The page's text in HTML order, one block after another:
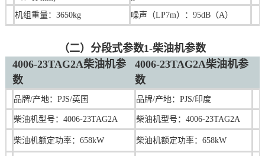
机组重量：3650kg
噪声（LP7m）：95dB（A）
（二）分段式参数1-柴油机参数
4006-23TAG2A柴油机参
数
4006-23TAG2A柴油机参
数
品牌/产地：PJS/英国 品牌/产地： PJS/印度
柴油机型号：4006-23TAG2A 柴油机型号：4006-23TAG2A
柴油机额定功率：658kW 柴油机额定功率：658kW